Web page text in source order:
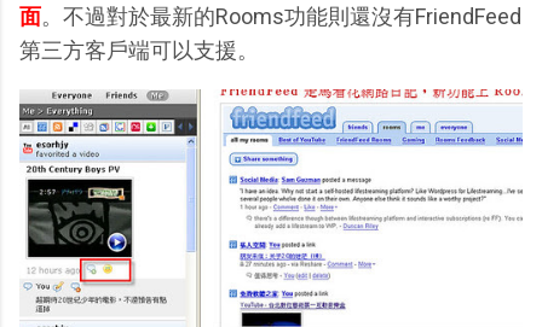
面。不過對於最新的Rooms功能則還沒有FriendFeed
第三方客戶端可以支援。